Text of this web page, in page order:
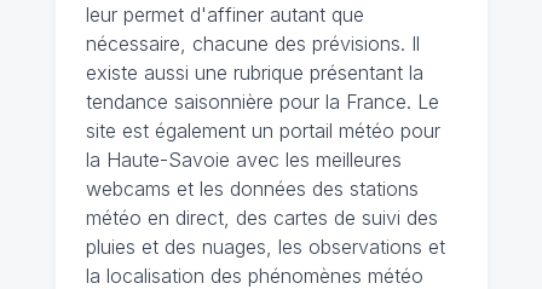
leur permet d'affiner autant que
nécessaire, chacune des prévisions. Il
existe aussi une rubrique présentant la
tendance saisonnière pour la France. Le
site est également un portail météo pour
la Haute-Savoie avec les meilleures
webcams et les données des stations
météo en direct, des cartes de suivi des
pluies et des nuages, les observations et
la localisation des phénomènes météo